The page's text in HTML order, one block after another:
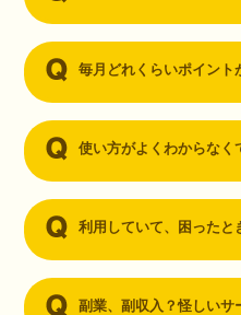
毎月どれくらいポイント
使い方がよくわからなく
利用していて、困ったと
副業、副収入？怪しいサ